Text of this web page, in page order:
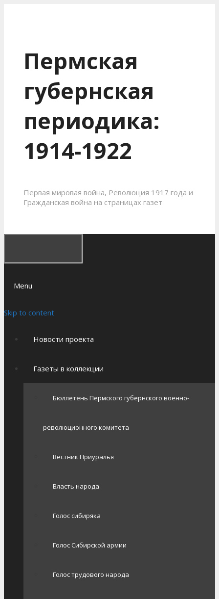
Пермская
губернская
периодика:
1914-1922
Первая мировая война, Революция 1917 года и
Гражданская война на страницах газет
Menu
Skip to content
Новости проекта
Газеты в коллекции
Бюллетень Пермского губернского военно-
революционного комитета
Вестник Приуралья
Власть народа
Голос сибиряка
Голос Сибирской армии
Голос трудового народа